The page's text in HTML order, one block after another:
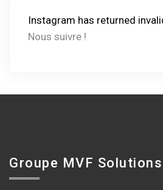
Instagram has returned
Nous suivre !
Groupe MVF Solutions